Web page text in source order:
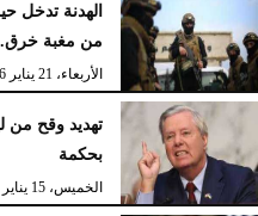
الهدنة تدخل
من مغبة
الأربعاء، 21 يناير 2026
تهديد وقح من
بحكمة
الخميس، 15 يناير 2026